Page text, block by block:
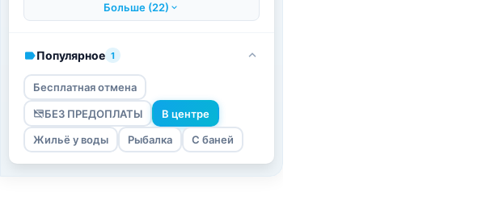
Больше (22)
Популярное 1
Бесплатная отмена
БЕЗ ПРЕДОПЛАТЫ В центре
Жильё у воды Рыбалка С баней